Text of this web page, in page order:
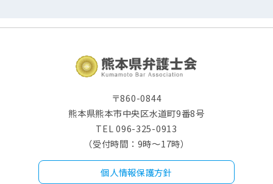
〒860-0844
熊本県熊本市中央区水道町9番8号
TEL 096-325-0913
（受付時間：9時～17時）
個人情報保護方針